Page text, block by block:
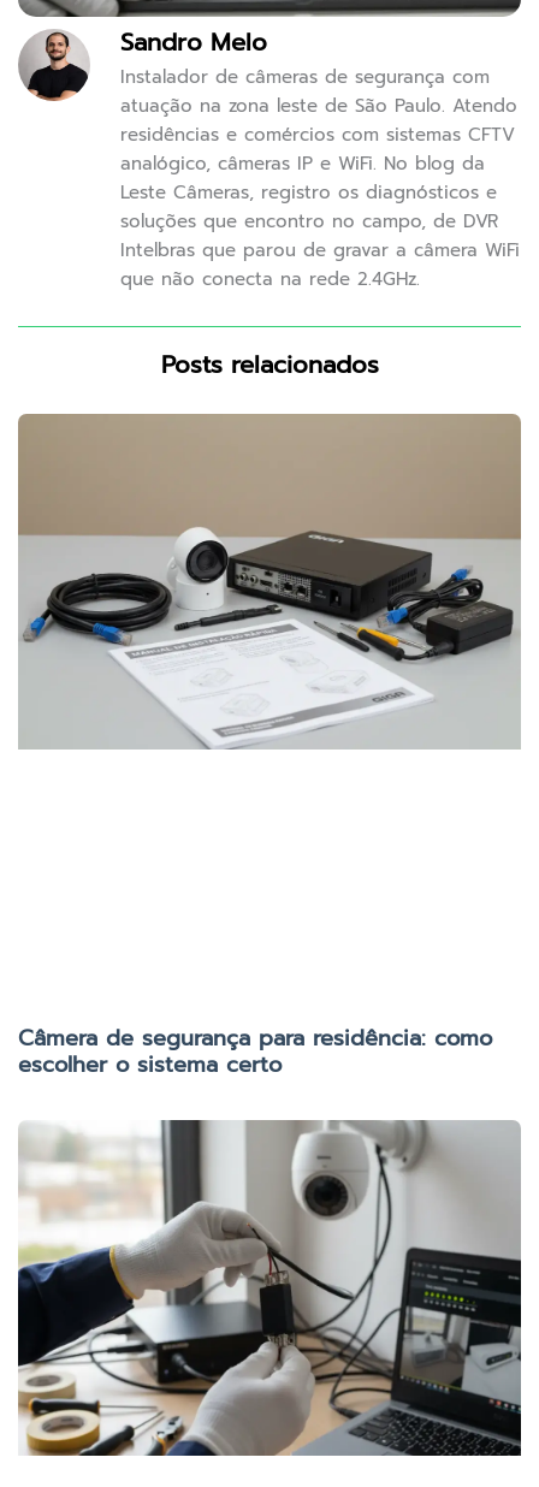
Sandro Melo
Instalador de câmeras de segurança com
atuação na zona leste de São Paulo. Atendo
residências e comércios com sistemas CFTV
analógico, câmeras IP e WiFi. No blog da
Leste Câmeras, registro os diagnósticos e
soluções que encontro no campo, de DVR
Intelbras que parou de gravar a câmera WiFi
que não conecta na rede 2.4GHz.
Posts relacionados
Câmera de segurança para residência: como
escolher o sistema certo